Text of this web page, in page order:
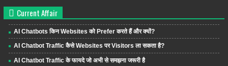
Current Affair
AI Chatbots किन Websites को Prefer करते हैं और क्यों?
AI Chatbot Traffic कैसे Websites पर Visitors ला सकता है?
AI Chatbot Traffic के फायदे जो अभी से समझना जरूरी है